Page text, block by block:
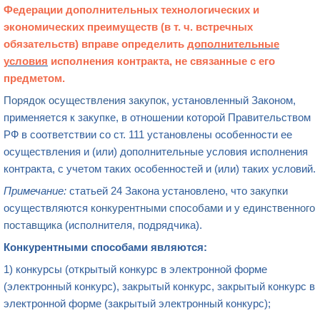
Федерации дополнительных технологических и
экономических преимуществ (в т. ч. встречных
обязательств) вправе определить дополнительные
условия исполнения контракта, не связанные с его
предметом.
Порядок осуществления закупок, установленный Законом,
применяется к закупке, в отношении которой Правительством
РФ в соответствии со ст. 111 установлены особенности ее
осуществления и (или) дополнительные условия исполнения
контракта, с учетом таких особенностей и (или) таких условий.
Примечание: статьей 24 Закона установлено, что закупки
осуществляются конкурентными способами и у единственного
поставщика (исполнителя, подрядчика).
Конкурентными способами являются:
1) конкурсы (открытый конкурс в электронной форме
(электронный конкурс), закрытый конкурс, закрытый конкурс в
электронной форме (закрытый электронный конкурс);